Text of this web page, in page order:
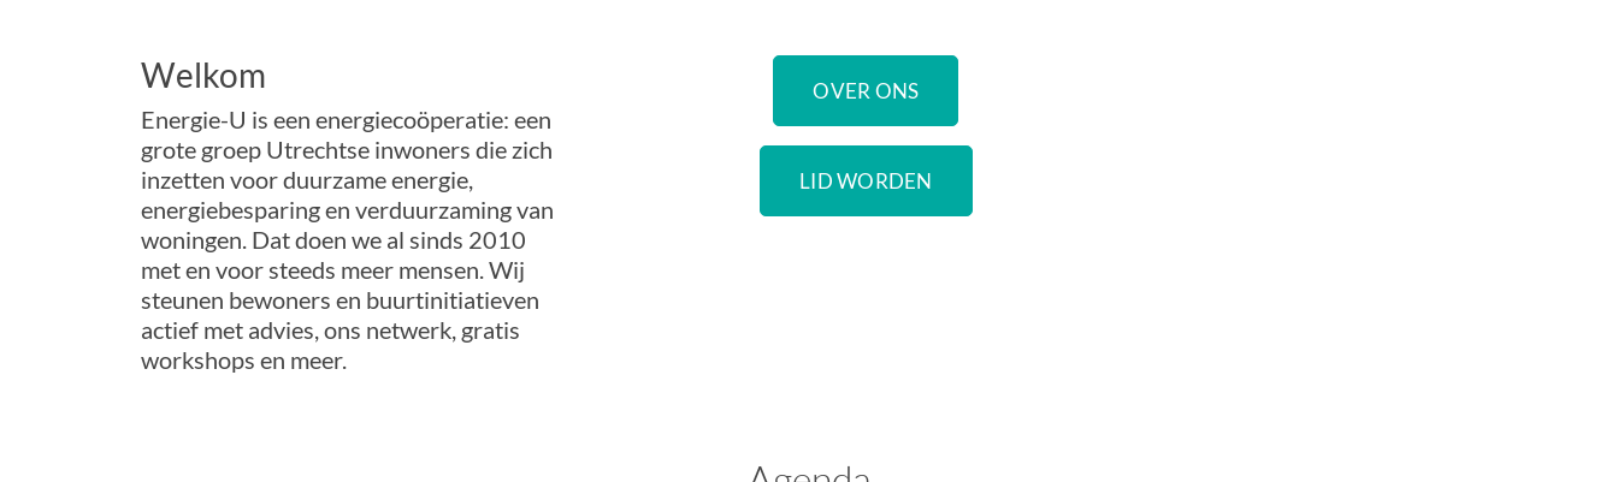
Welkom
Energie-U is een energiecoöperatie: een
grote groep Utrechtse inwoners die zich
inzetten voor duurzame energie,
energiebesparing en verduurzaming van
woningen. Dat doen we al sinds 2010
met en voor steeds meer mensen. Wij
steunen bewoners en buurtinitiatieven
actief met advies, ons netwerk, gratis
workshops en meer.
OVER ONS
LID WORDEN